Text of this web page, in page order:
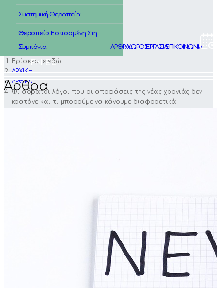
Συστημική Θεραπεία
Θεραπεία Εστιασμένη Στη
Συμπόνια
ΑΡΘΡΑΧΩΡΟΣΕΡΓΑΣΙΑΕΠΙΚΟΙΝΩΝΙΑ
EN EL
Βρίσκεστε εδώ:
ΑΡΧΙΚΗ
ΑΡΘΡΑ
Οι αόρατοι λόγοι που οι αποφάσεις της νέας χρονιάς δεν
κρατάνε και τι μπορούμε να κάνουμε διαφορετικά
Άρθρα